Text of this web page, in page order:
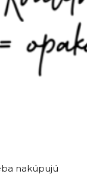
nakúpujú